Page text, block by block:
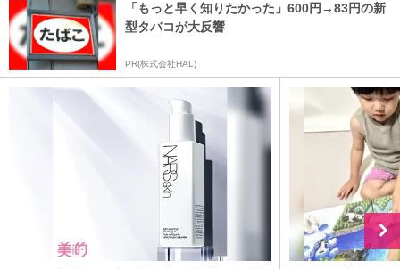
「もっと早く知りたかった」600円→83円の新
型タバコが大反響
PR(株式会社HAL)